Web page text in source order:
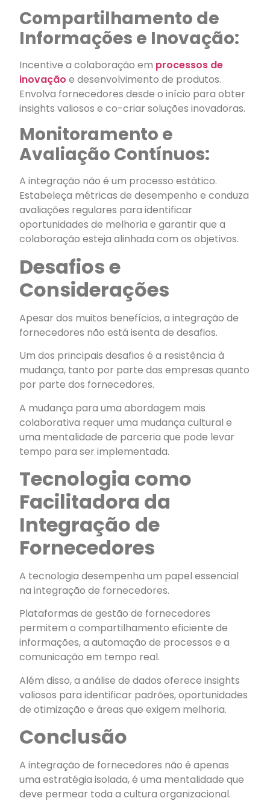
Compartilhamento de
Informações e Inovação:
Incentive a colaboração em processos de
inovação e desenvolvimento de produtos.
Envolva fornecedores desde o início para obter
insights valiosos e co-criar soluções inovadoras.
Monitoramento e
Avaliação Contínuos:
A integração não é um processo estático.
Estabeleça métricas de desempenho e conduza
avaliações regulares para identificar
oportunidades de melhoria e garantir que a
colaboração esteja alinhada com os objetivos.
Desafios e
Considerações
Apesar dos muitos benefícios, a integração de
fornecedores não está isenta de desafios.
Um dos principais desafios é a resistência à
mudança, tanto por parte das empresas quanto
por parte dos fornecedores.
A mudança para uma abordagem mais
colaborativa requer uma mudança cultural e
uma mentalidade de parceria que pode levar
tempo para ser implementada.
Tecnologia como
Facilitadora da
Integração de
Fornecedores
A tecnologia desempenha um papel essencial
na integração de fornecedores.
Plataformas de gestão de fornecedores
permitem o compartilhamento eficiente de
informações, a automação de processos e a
comunicação em tempo real.
Além disso, a análise de dados oferece insights
valiosos para identificar padrões, oportunidades
de otimização e áreas que exigem melhoria.
Conclusão
A integração de fornecedores não é apenas
uma estratégia isolada, é uma mentalidade que
deve permear toda a cultura organizacional.